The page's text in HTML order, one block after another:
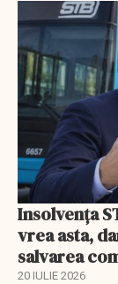
Insolvenţa
vrea asta,
salvarea
20 IULIE 2026